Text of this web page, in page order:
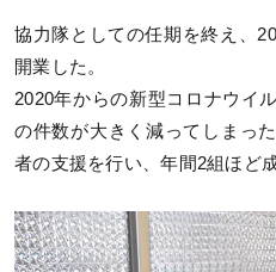
協力隊としての任期を終え、
開業した。
2020年からの新型コロナウイ
の件数が大きく減ってしまっ
者の支援を行い、年間2組ほど